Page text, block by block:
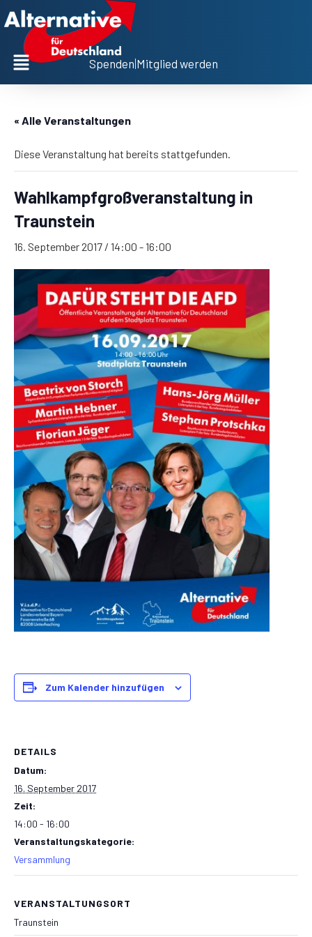
Spenden Mitglied werden
« Alle Veranstaltungen
Diese Veranstaltung hat bereits stattgefunden.
Wahlkampfgroßveranstaltung in
Traunstein
16. September 2017 / 14:00 -16:00
Zum Kalender hinzufügen
DETAILS
Datum:
16. September 2017
Zeit:
14:00 - 16:00
Veranstaltungskategorie:
Versammlung
VERANSTALTUNGSORT
Traunstein